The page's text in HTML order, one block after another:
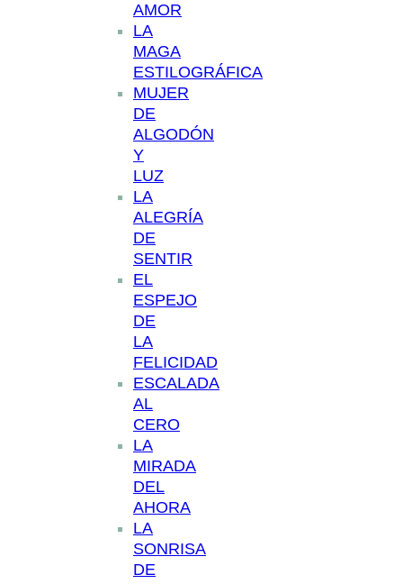
AMOR
LA
MAGA
ESTILOGRÁFICA
MUJER
DE
ALGODÓN
Y
LUZ
LA
ALEGRÍA
DE
SENTIR
EL
ESPEJO
DE
LA
FELICIDAD
ESCALADA
AL
CERO
LA
MIRADA
DEL
AHORA
LA
SONRISA
DE